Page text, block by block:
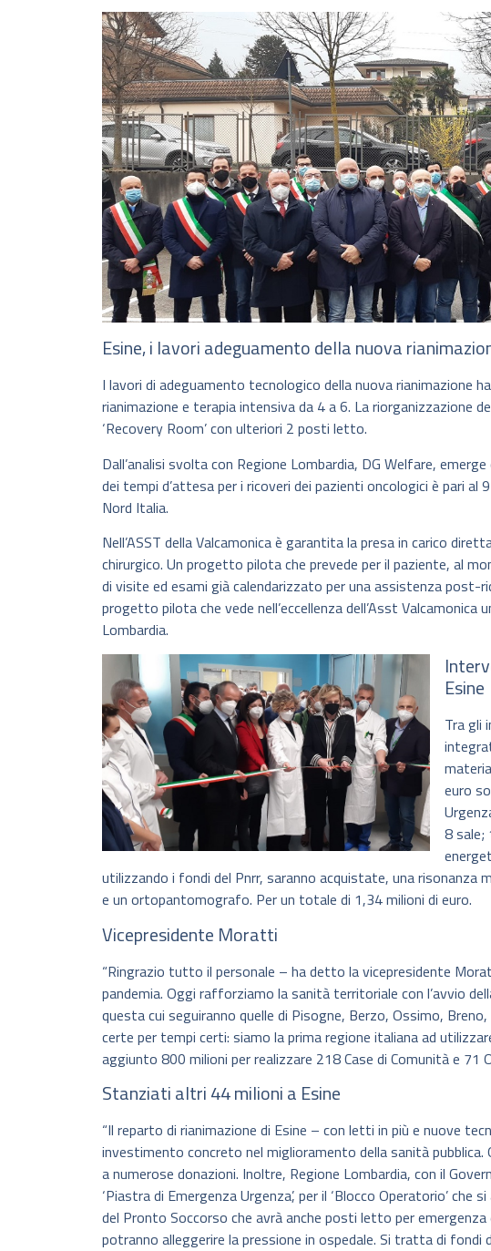
Esine, i lavori adeguamento della nuova
I lavori di adeguamento tecnologico della nuova rianimazione
rianimazione e terapia intensiva da 4 a 6. La riorganizzazione
‘Recovery Room’ con ulteriori 2 posti letto.
Dall’analisi svolta con Regione Lombardia, DG Welfare,
dei tempi d’attesa per i ricoveri dei pazienti oncologici è pari al
Nord Italia.
Nell’ASST della Valcamonica è garantita la presa in carico
chirurgico. Un progetto pilota che prevede per il paziente, al
di visite ed esami già calendarizzato per una assistenza
progetto pilota che vede nell’eccellenza dell’Asst Valcamonica
Lombardia.
Esine
Tra gli
euro
8 sale;
utilizzando i fondi del Pnrr, saranno acquistate, una
e un ortopantomografo. Per un totale di 1,34 milioni di euro.
Vicepresidente Moratti
“Ringrazio tutto il personale – ha detto la vicepresidente
pandemia. Oggi rafforziamo la sanità territoriale con l’avvio
questa cui seguiranno quelle di Pisogne, Berzo, Ossimo,
certe per tempi certi: siamo la prima regione italiana ad
aggiunto 800 milioni per realizzare 218 Case di Comunità e 71
Stanziati altri 44 milioni a Esine
“Il reparto di rianimazione di Esine – con letti in più e nuove
investimento concreto nel miglioramento della sanità
a numerose donazioni. Inoltre, Regione Lombardia, con il
‘Piastra di Emergenza Urgenza’, per il ‘Blocco Operatorio’ che
del Pronto Soccorso che avrà anche posti letto per
potranno alleggerire la pressione in ospedale. Si tratta di fondi